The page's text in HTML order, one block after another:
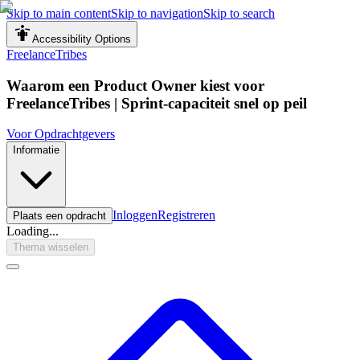
Skip to main contentSkip to navigationSkip to search
Accessibility Options
FreelanceTribes
Waarom een Product Owner kiest voor
FreelanceTribes | Sprint-capaciteit snel op peil
Voor Opdrachtgevers
Informatie
Plaats een opdracht InloggenRegistreren
Loading...
Thema wisselen